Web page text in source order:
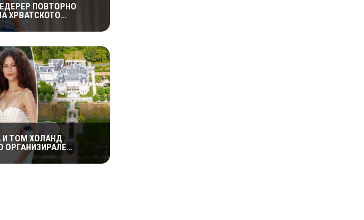
ПОВТОРНО
ХРВАТСКОТО
ОТКРИ ЗОШТО
ВРАЌА НА МАЛИ
И ТОМ ХОЛАНД
ОРГАНИЗИРАЛЕ
СВАДБЕНА ПРОСЛАВА
ОТКАКО ТАЈНО СЕ